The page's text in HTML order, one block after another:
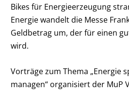
Bikes für Energieerzeugung
Energie wandelt die Messe
Geldbetrag um, der für einen
wird.
Vorträge zum Thema „Energie
managen“ organisiert der MuP